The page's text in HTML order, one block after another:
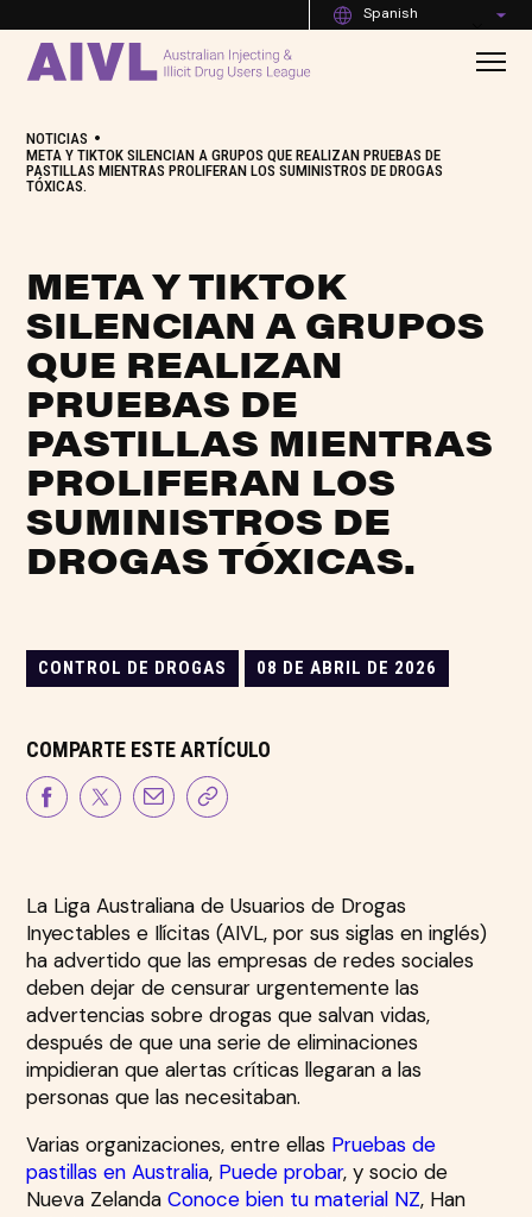
Spanish
NOTICIAS •
META Y TIKTOK SILENCIAN A GRUPOS QUE REALIZAN PRUEBAS DE
PASTILLAS MIENTRAS PROLIFERAN LOS SUMINISTROS DE DROGAS
TÓXICAS.
META Y TIKTOK
SILENCIAN A GRUPOS
QUE REALIZAN
PRUEBAS DE
PASTILLAS MIENTRAS
PROLIFERAN LOS
SUMINISTROS DE
DROGAS TÓXICAS.
CONTROL DE DROGAS 08 DE ABRIL DE 2026
COMPARTE ESTE ARTÍCULO
La Liga Australiana de Usuarios de Drogas
Inyectables e Ilícitas (AIVL, por sus siglas en inglés)
ha advertido que las empresas de redes sociales
deben dejar de censurar urgentemente las
advertencias sobre drogas que salvan vidas,
después de que una serie de eliminaciones
impidieran que alertas críticas llegaran a las
personas que las necesitaban.
Varias organizaciones, entre ellas Pruebas de
pastillas en Australia, Puede probar, y socio de
Nueva ZelandaConoce bien tu material NZ, Han